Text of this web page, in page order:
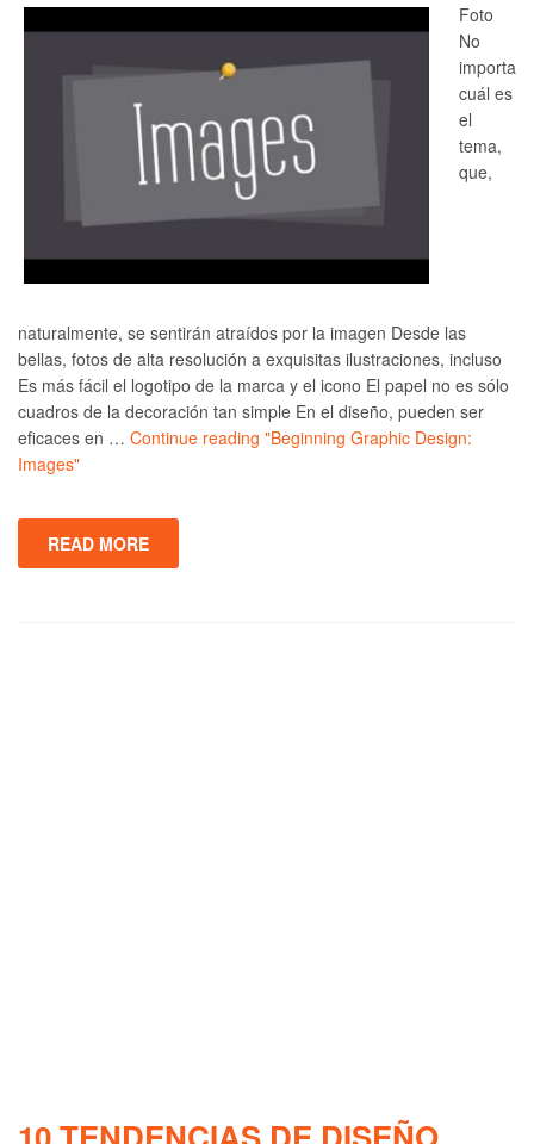
Foto
No
importa
cuál es
el
tema,
que,
naturalmente, se sentirán atraídos por la imagen Desde las
bellas, fotos de alta resolución a exquisitas ilustraciones, incluso
Es más fácil el logotipo de la marca y el icono El papel no es sólo
cuadros de la decoración tan simple En el diseño, pueden ser
eficaces en … Continue reading "Beginning Graphic Design:
Images"
READ MORE